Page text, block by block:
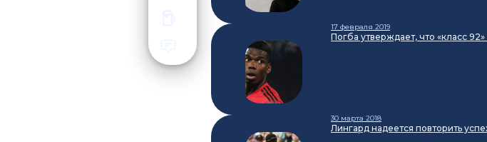
17 февраля 2019
Погба утверждает, что «класс
30 марта 2018
Лингард надеется повторить